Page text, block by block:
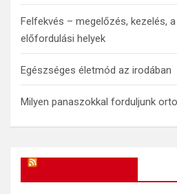
Felfekvés – megelőzés, kezelés,
előfordulási helyek
Egészséges életmód az irodában
Milyen panaszokkal forduljunk